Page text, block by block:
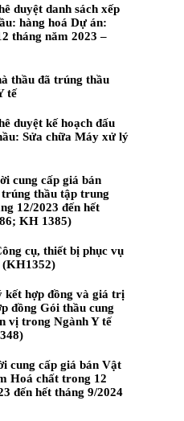
duyệt danh sách xếp
hàng hoá Dự án:
tháng năm 2023 –
thầu đã trúng thầu
tế
duyệt kế hoạch đấu
Sửa chữa Máy xử lý
cung cấp giá bán
thầu tập trung
12/2023 đến hết
KH 1385)
cụ, thiết bị phục vụ
(KH1352)
kết hợp đồng và giá trị
đồng Gói thầu cung
vị trong Ngành Y tế
cung cấp giá bán Vật
Hoá chất trong 12
đến hết tháng 9/2024